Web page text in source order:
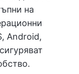
на
Android,